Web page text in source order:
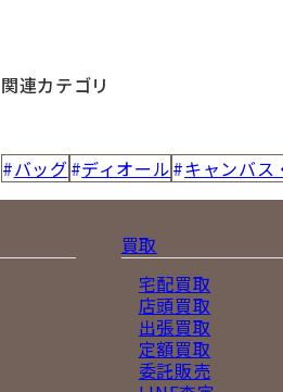
関連カテゴリ
バッグ ディオール キャンバス
買取
宅配買取
店頭買取
出張買取
定額買取
委託販売